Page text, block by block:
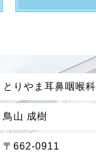
とりやま耳鼻咽喉科
鳥山 成樹
〒662-0911